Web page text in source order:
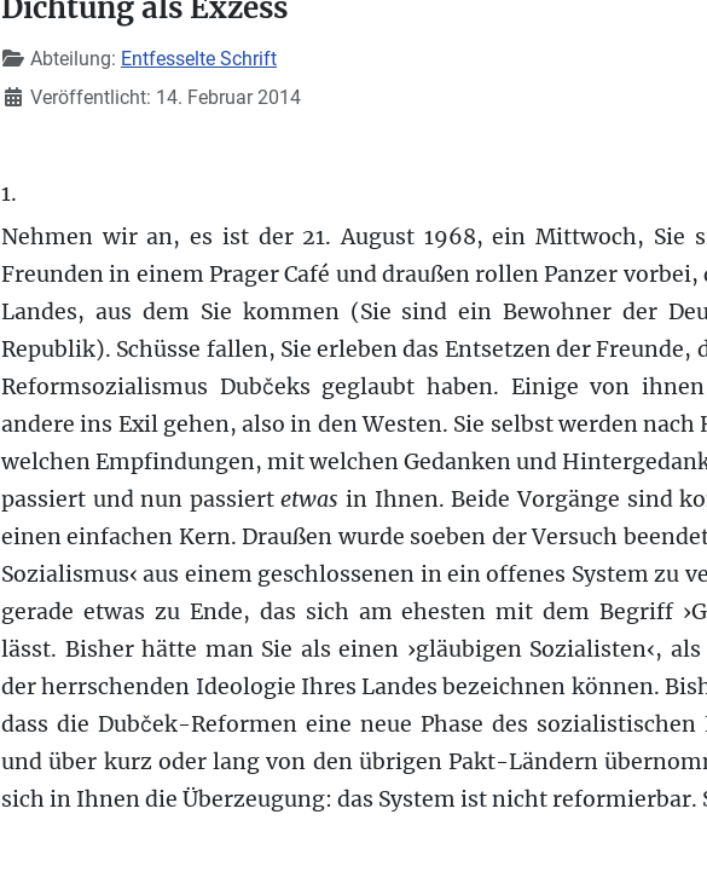
Dichtung als Exzess
DetailsAbteilung: Entfesselte Schrift
Veröffentlicht: 14. Februar 2014
1.
Nehmen wir an, es ist der 21. August 1968, ein Mittwoch, Sie
Freunden in einem Prager Café und draußen rollen Panzer vorbei,
Landes, aus dem Sie kommen (Sie sind ein Bewohner der
Republik). Schüsse fallen, Sie erleben das Entsetzen der Freunde,
Reformsozialismus Dubčeks geglaubt haben. Einige von
andere ins Exil gehen, also in den Westen. Sie selbst werden
welchen Empfindungen, mit welchen Gedanken und
passiert und nun passiertetwas in Ihnen. Beide Vorgänge sind
einen einfachen Kern. Draußen wurde soeben der Versuch
Sozialismus‹ aus einem geschlossenen in ein offenes System zu
gerade etwas zu Ende, das sich am ehesten mit dem Begriff
lässt. Bisher hätte man Sie als einen ›gläubigen Sozialisten‹,
der herrschenden Ideologie Ihres Landes bezeichnen können.
dass die Dubček-Reformen eine neue Phase des
und über kurz oder lang von den übrigen Pakt-Ländern
sich in Ihnen die Überzeugung: das System ist nicht reformierbar.